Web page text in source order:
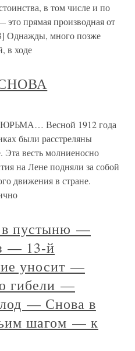
в том числе и по
прямая производная от
Однажды, много позже
в ходе
Весной 1912 года
были расстреляны
Эта весть молниеносно
на Лене подняли за собой
движения в стране.
пустыню —
— 13-й
уносит —
гибели —
— Снова в
шагом — к